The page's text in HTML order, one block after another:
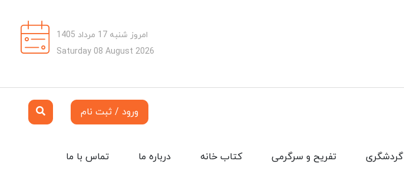
امروز شنبه 17 مرداد 1405
Saturday 08 August 2026
ورود / ثبت نام
تماس با ما درباره ما کتاب خانه تفریح و سرگرمی گردشگری